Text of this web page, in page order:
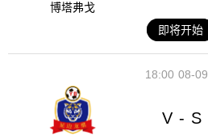
博塔弗戈
即将开始
08-09
18:00
V - S